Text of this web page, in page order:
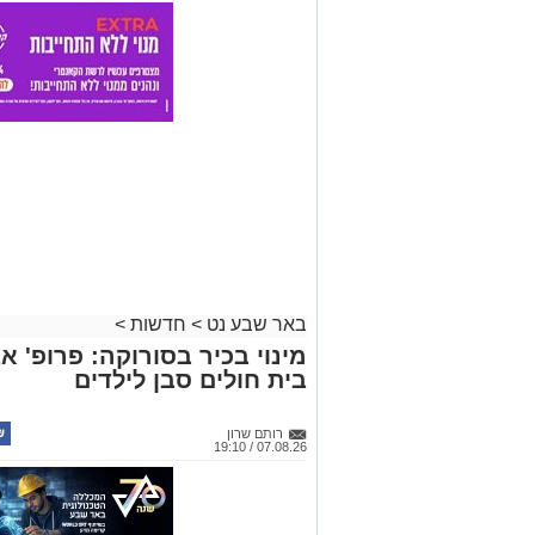
באר שבע נט > חדשות >
מינוי בכיר בסורוקה:
בית חולים סבן לילדים
רותם שרון
07.08.26 / 19:10